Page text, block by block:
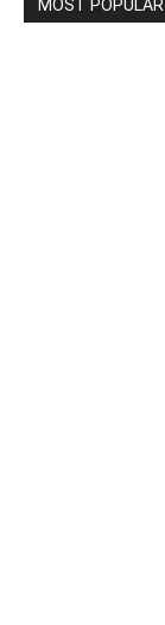
MOST POPULAR